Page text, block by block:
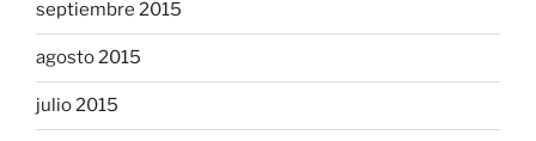
septiembre 2015
agosto 2015
julio 2015